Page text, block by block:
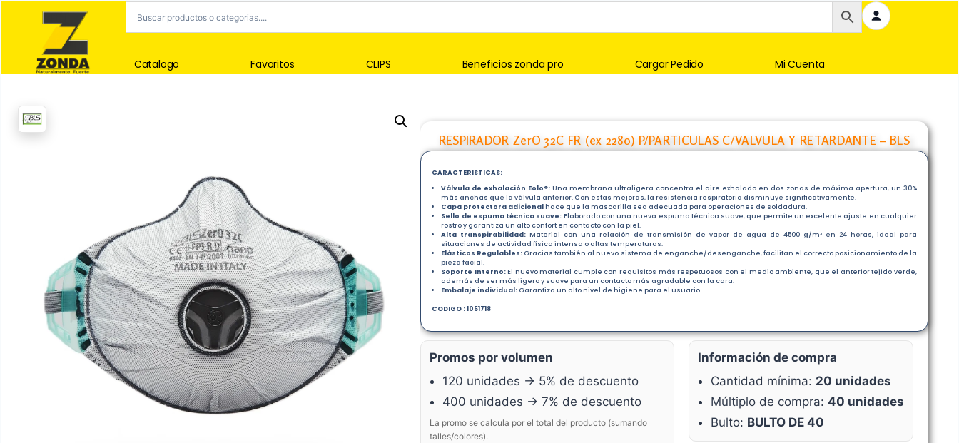
Catalogo Favoritos CLIPS Beneficios zonda pro Cargar Pedido Mi Cuenta
RESPIRADOR ZerO 32C FR (ex 2280) P/PARTICULAS C/VALVULA Y RETARDANTE – BLS
CARACTERISTICAS:
Válvula de exhalación Eolo®: Una membrana ultraligera concentra el aire exhalado en dos zonas de máxima apertura, un 30%
más anchas que la válvula anterior. Con estas mejoras, la resistencia respiratoria disminuye significativamente.
Capa protectora adicional hace que la mascarilla sea adecuada para operaciones de soldadura.
Sello de espuma técnica suave: Elaborado con una nueva espuma técnica suave, que permite un excelente ajuste en cualquier
rostro y garantiza un alto confort en contacto con la piel.
Alta transpirabilidad: Material con una relación de transmisión de vapor de agua de 4500 g/m² en 24 horas, ideal para
situaciones de actividad física intensa o altas temperaturas.
Elásticos Regulables: Gracias también al nuevo sistema de enganche/desenganche, facilitan el correcto posicionamiento de la
pieza facial.
Soporte Interno:El nuevo material cumple con requisitos más respetuosos con el medio ambiente, que el anterior tejido verde,
además de ser más ligero y suave para un contacto más agradable con la cara.
Embalaje individual: Garantiza un alto nivel de higiene para el usuario.
CODIGO : 1051718
Promos por volumen
120 unidades → 5% de descuento
400 unidades → 7% de descuento
La promo se calcula por el total del producto (sumando
talles/colores).
Información de compra
Cantidad mínima: 20 unidades
Múltiplo de compra:40 unidades
Bulto: BULTO DE 40